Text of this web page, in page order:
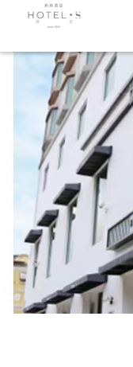
ホームページ